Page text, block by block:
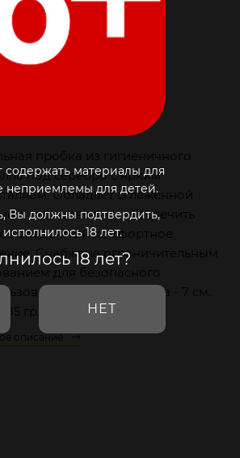
материалы для
неприемлемы для детей.
Вы должны подтвердить,
18 лет.
18 лет?
НЕТ
пробка из гигиеничного
под серебро с ярким
Обладает сглаженной
что позволяет обеспечить
введение и комфортное
Снабжена ограничительным
для безопасного
Рабочая длина - 7 см.
85 гр.
описание